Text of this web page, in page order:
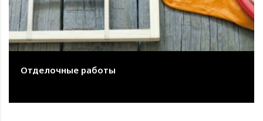
Отделочные работы